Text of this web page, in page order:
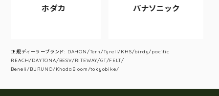
ホダカ パナソニック
正規ディーラーブランド: DAHON/Tern/Tyrell/KHS/birdy/pacific
REACH/DAYTONA/BESV/RITEWAY/GT/FELT/
Beneli/BURUNO/KhodaBloom/tokyobike/